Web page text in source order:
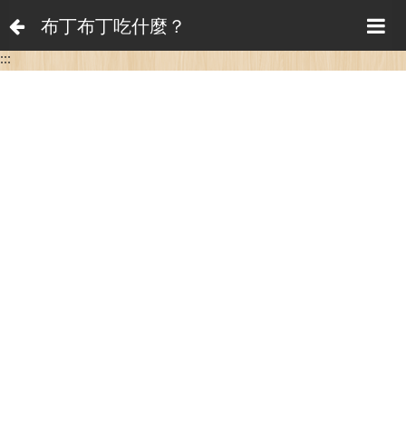
布丁布丁吃什麼？
:::